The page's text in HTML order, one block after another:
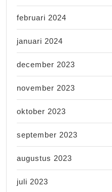
februari 2024
januari 2024
december 2023
november 2023
oktober 2023
september 2023
augustus 2023
juli 2023